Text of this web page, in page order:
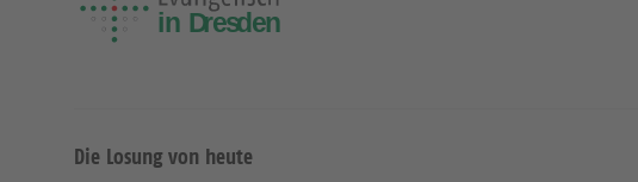
Die Losung von heute